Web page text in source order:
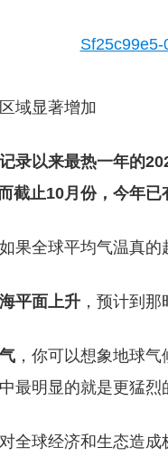
域显著增加
录以来最热一年的
截止10月份，今年已
果全球平均气温真
平面上升，预计到那
，你可以想象地球气
最明显的就是更猛烈
全球经济和生态造成